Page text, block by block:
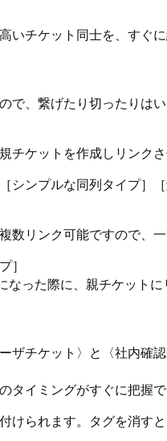
いチケット同士を、すぐ
で、繋げたり切ったりは
チケットを作成しリンク
シンプルな同列タイプ］
リンク可能ですので、一
］
った際に、親チケットに
ケット〉と〈社内確認
ミングがすぐに把握で
けられます。タグを消す